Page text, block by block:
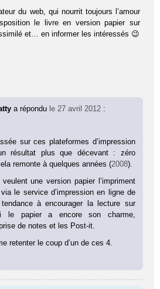
du web, qui nourrit toujours l’amour
le livre en version papier sur
et… en informer les intéressés 😉
a répondu le 27 avril 2012 :
sur ces plateformes d’impression
résultat plus que décevant : zéro
remonte à quelques années (2008).
une version papier l’impriment
le service d’impression en ligne de
tendance à encourager la lecture sur
le papier a encore son charme,
de notes et les Post-it.
retenter le coup d’un de ces 4.